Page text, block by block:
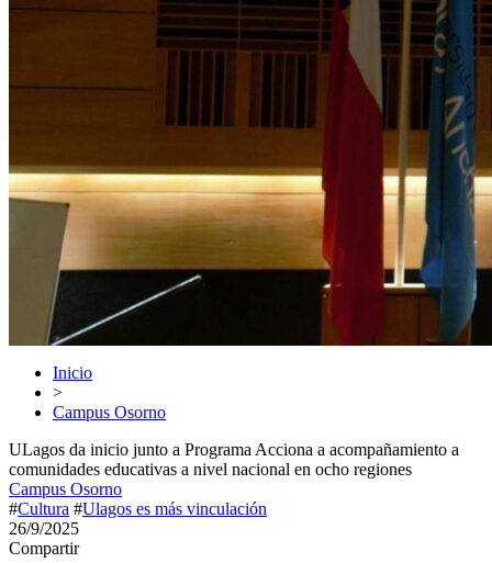
Inicio
>
Campus Osorno
ULagos da inicio junto a Programa Acciona a acompañamiento a
comunidades educativas a nivel nacional en ocho regiones
Campus Osorno
#Cultura #Ulagos es más vinculación
26/9/2025
Compartir